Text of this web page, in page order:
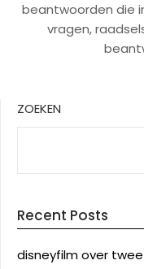
beantwoorden die
vragen,
ZOEKEN
Recent Posts
disneyfilm over